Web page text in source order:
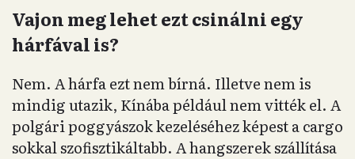
Vajon meg lehet ezt csinálni egy
hárfával is?
Nem. A hárfa ezt nem bírná. Illetve nem is
mindig utazik, Kínába például nem vitték el. A
polgári poggyászok kezeléséhez képest a cargo
sokkal szofisztikáltabb. A hangszerek szállítása